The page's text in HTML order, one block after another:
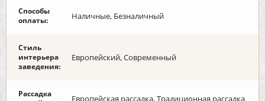
Способы
оплаты:
Наличные, Безналичный
Стиль
интерьера
заведения:
Европейский, Современный
Рассадка
Европейская рассадка, Традиционная рассадка